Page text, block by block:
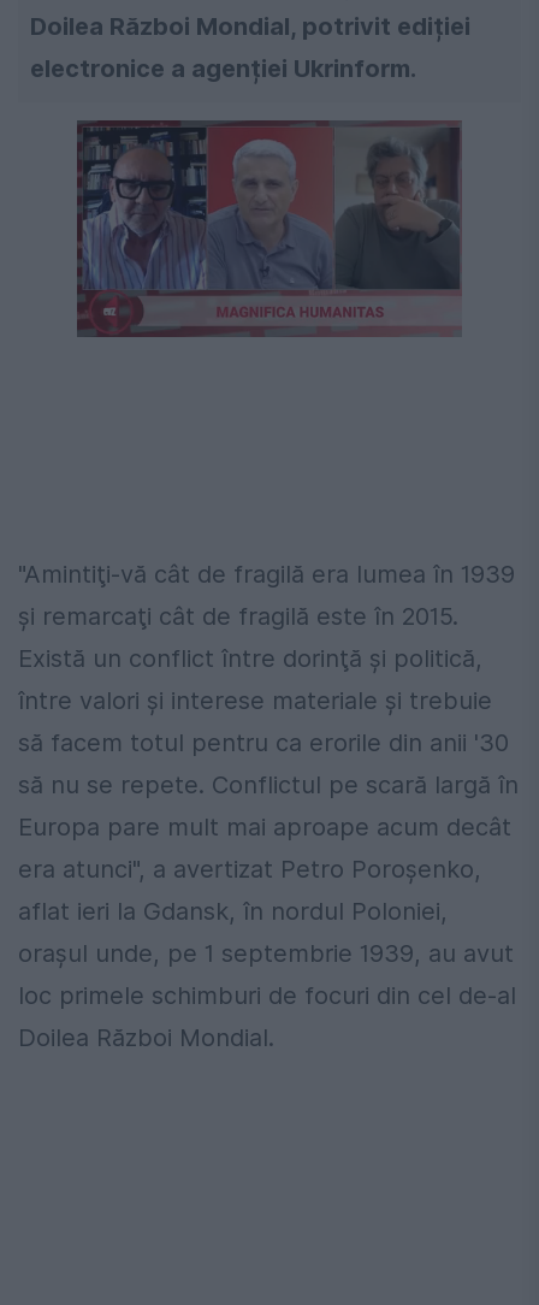
Doilea Război Mondial, potrivit ediției
electronice a agenției Ukrinform.
"Amintiţi-vă cât de fragilă era lumea în 1939
şi remarcaţi cât de fragilă este în 2015.
Există un conflict între dorinţă şi politică,
între valori şi interese materiale şi trebuie
să facem totul pentru ca erorile din anii '30
să nu se repete. Conflictul pe scară largă în
Europa pare mult mai aproape acum decât
era atunci", a avertizat Petro Poroșenko,
aflat ieri la Gdansk, în nordul Poloniei,
orașul unde, pe 1 septembrie 1939, au avut
loc primele schimburi de focuri din cel de-al
Doilea Război Mondial.